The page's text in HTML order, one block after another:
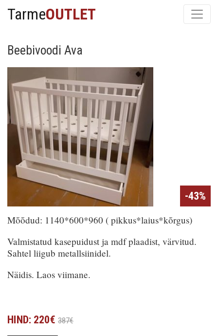
TarmeOUTLET
Beebivoodi Ava
-43%
Mõõdud: 1140*600*960 ( pikkus*laius*kõrgus)
Valmistatud kasepuidust ja mdf plaadist, värvitud.
Sahtel liigub metallsiinidel.
Näidis. Laos viimane.
HIND: 220€ 387€